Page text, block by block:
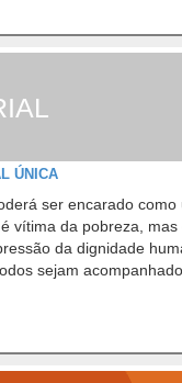
ÚNICA
ser encarado como
vítima da pobreza, mas
da dignidade
sejam